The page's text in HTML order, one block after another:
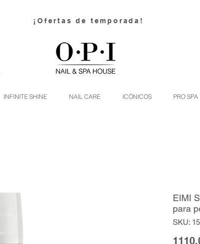
¡Ofertas de temporada!
INFINITE SHINE NAIL CARE ICÓNICOS PRO SPA
EIMI
para
SKU: